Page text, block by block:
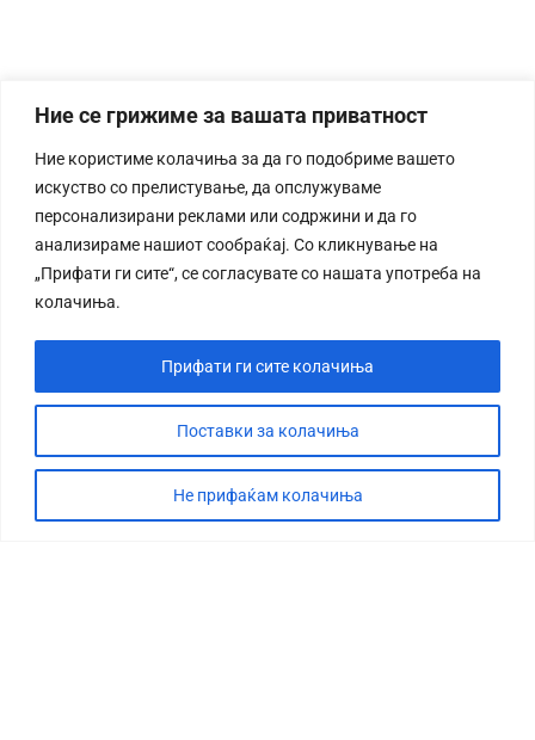
Ние се грижиме за вашата приватност
Ние користиме колачиња за да го подобриме вашето
искуство со прелистување, да опслужуваме
персонализирани реклами или содржини и да го
анализираме нашиот сообраќај. Со кликнување на
„Прифати ги сите“, се согласувате со нашата употреба на
колачиња.
Поставки за колачиња
Не прифаќам колачиња
Прифати ги сите колачиња